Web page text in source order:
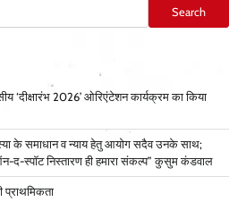
Search
‘दीक्षारंभ 2026’ ओरिएंटेशन कार्यक्रम का किया
के समाधान व न्याय हेतु आयोग सदैव उनके साथ;
स्पॉट निस्तारण ही हमारा संकल्प” कुसुम कंडवाल
प्राथमिकता